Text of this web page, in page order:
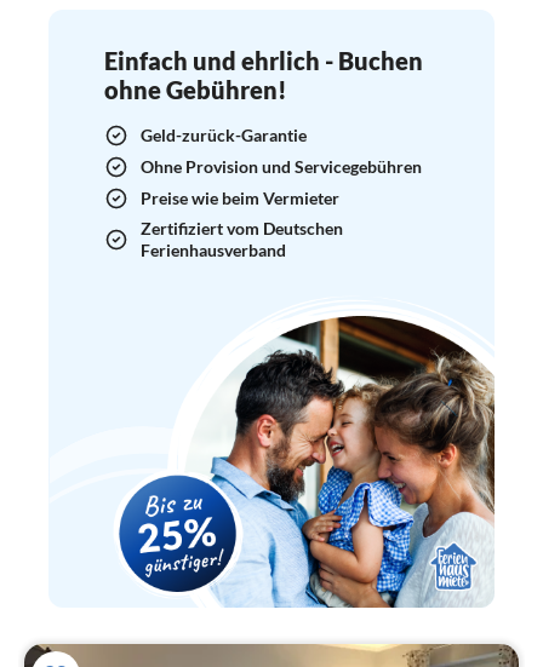
Einfach und ehrlich - Buchen
ohne Gebühren!
Geld-zurück-Garantie
Ohne Provision und Servicegebühren
Preise wie beim Vermieter
Zertifiziert vom Deutschen
Ferienhausverband